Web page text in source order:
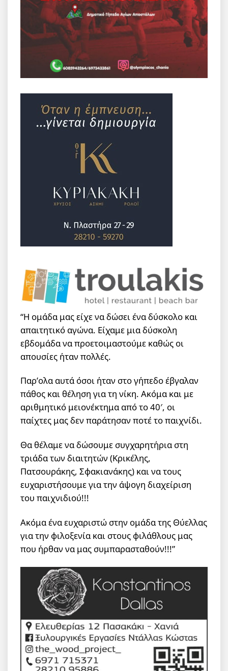
“Η ομάδα μας είχε να δώσει ένα δύσκολο και
απαιτητικό αγώνα. Είχαμε μια δύσκολη
εβδομάδα να προετοιμαστούμε καθώς οι
απουσίες ήταν πολλές.
Παρ’ολα αυτά όσοι ήταν στο γήπεδο έβγαλαν
πάθος και θέληση για τη νίκη. Ακόμα και με
αριθμητικό μειονέκτημα από το 40′, οι
παίχτες μας δεν παράτησαν ποτέ το παιχνίδι.
Θα θέλαμε να δώσουμε συγχαρητήρια στη
τριάδα των διαιτητών (Κρικέλης,
Πατσουράκης, Σφακιανάκης) και να τους
ευχαριστήσουμε για την άψογη διαχείριση
του παιχνιδιού!!!
Ακόμα ένα ευχαριστώ στην ομάδα της Θύελλας
για την φιλοξενία και στους φιλάθλους μας
που ήρθαν να μας συμπαρασταθούν!!!”